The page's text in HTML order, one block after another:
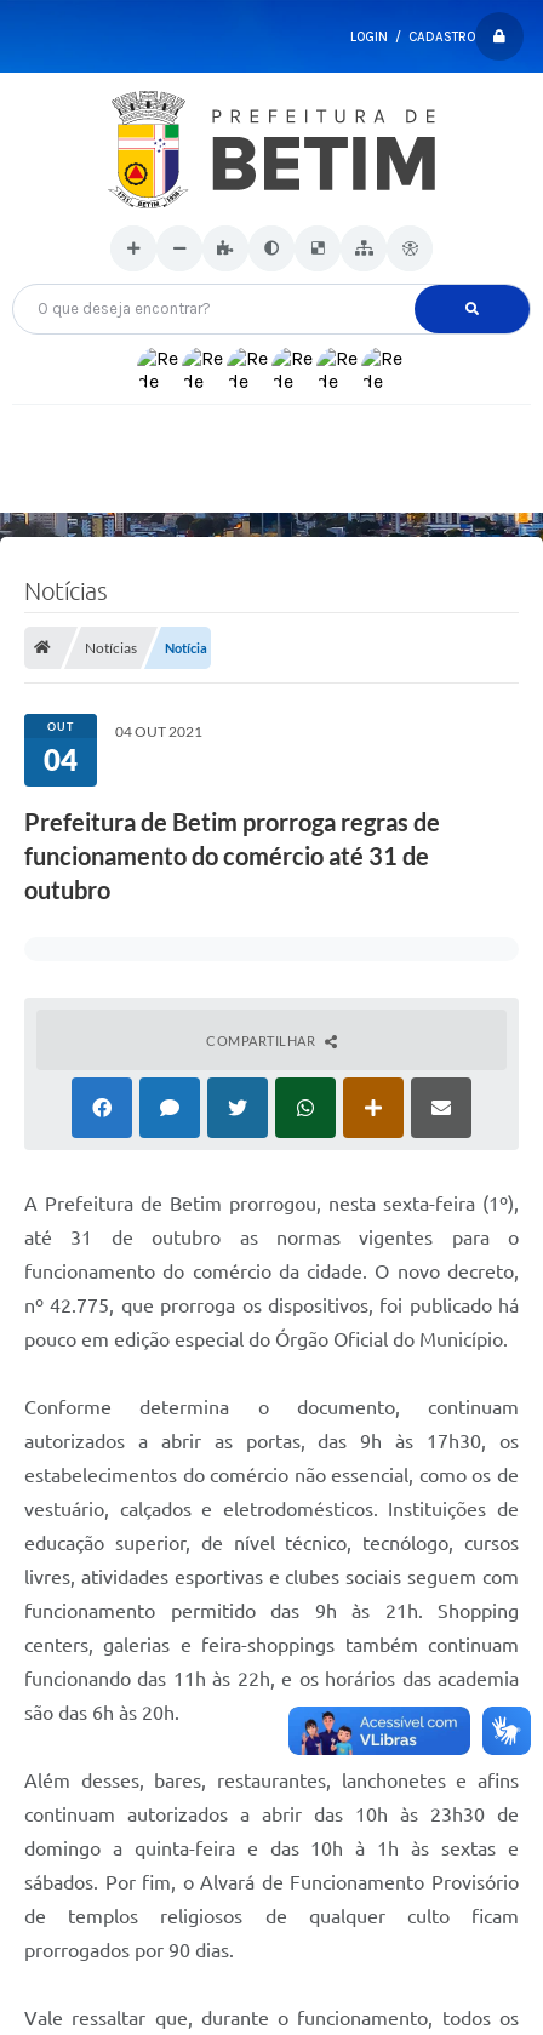
LOGIN / CADASTRO
O que deseja encontrar?
Notícias
Notícias Notícia
OUT
04
04 OUT 2021
Prefeitura de Betim prorroga regras de
funcionamento do comércio até 31 de
outubro
COMPARTILHAR
A Prefeitura de Betim prorrogou, nesta sexta-feira (1º),
até 31 de outubro as normas vigentes para o
funcionamento do comércio da cidade. O novo decreto,
nº 42.775, que prorroga os dispositivos, foi publicado há
pouco em edição especial do Órgão Oficial do Município.
Conforme determina o documento, continuam
autorizados a abrir as portas, das 9h às 17h30, os
estabelecimentos do comércio não essencial, como os de
vestuário, calçados e eletrodomésticos. Instituições de
educação superior, de nível técnico, tecnólogo, cursos
livres, atividades esportivas e clubes sociais seguem com
funcionamento permitido das 9h às 21h. Shopping
centers, galerias e feira-shoppings também continuam
funcionando das 11h às 22h, e os horários das academia
são das 6h às 20h.
Além desses, bares, restaurantes, lanchonetes e afins
continuam autorizados a abrir das 10h às 23h30 de
domingo a quinta-feira e das 10h à 1h às sextas e
sábados. Por fim, o Alvará de Funcionamento Provisório
de templos religiosos de qualquer culto ficam
prorrogados por 90 dias.
Vale ressaltar que, durante o funcionamento, todos os